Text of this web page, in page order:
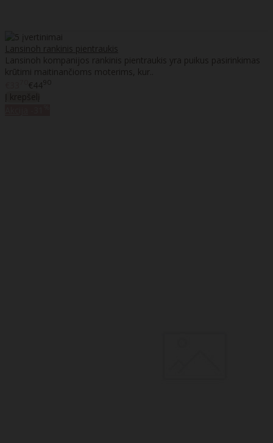
Lansinoh rankinis pientraukis
Lansinoh kompanijos rankinis pientraukis yra puikus pasirinkimas
krūtimi maitinančioms moterims, kur..
€4490